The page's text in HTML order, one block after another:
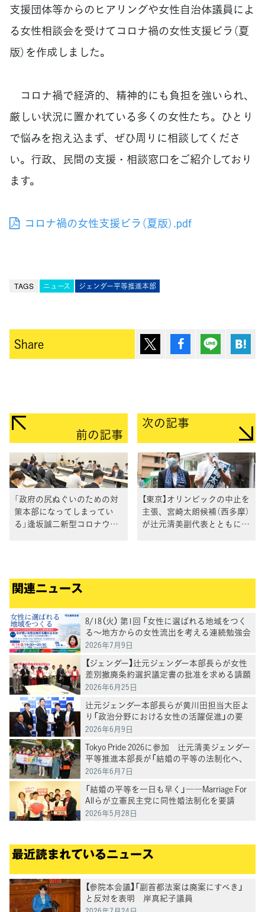
支援団体等からのヒアリングや女性自治体議員によ
る女性相談会を受けてコロナ禍の女性支援ビラ（夏
版）を作成しました。
コロナ禍で経済的、精神的にも負担を強いられ、
厳しい状況に置かれている多くの女性たち。ひとり
で悩みを抱え込まず、ぜひ周りに相談してくださ
い。行政、民間の支援・相談窓口をご紹介しており
ます。
コロナ禍の女性支援ビラ（夏版）.pdf
TAGS ニュース ジェンダー平等推進本部
Share ポスト シェア Lineで送
前の記事
「政府の尻ぬぐいのための対
策本部になってしまってい
る」逢坂誠二新型コロナウイ
次の記事
【東京】オリンピックの中止を
主張、宮崎太朗候補（西多摩）
が辻元清美副代表とともに訴
関連ニュース
8/18（火） 第1回 「女性に選ばれる地域をつく
る～地方からの女性流出を考える連続勉強会
～」
2026年7月9日
【ジェンダー】辻元ジェンダー本部長らが女性
差別撤廃条約選択議定書の批准を求める請願
を受ける
2026年6月25日
辻元ジェンダー本部長らが黄川田担当大臣よ
り「政治分野における女性の活躍促進」の要
請を受ける
2026年6月9日
Tokyo Pride 2026に参加 辻元清美ジェンダー
平等推進本部長が「結婚の平等の法制化へ、
愛は勝つ！」と訴え
2026年6月7日
「結婚の平等を一日も早く」――Marriage For
Allらが立憲民主党に同性婚法制化を要請
2026年5月28日
最近読まれているニュース
【参院本会議】「副首都法案は廃案にすべき」
と反対を表明 岸真紀子議員